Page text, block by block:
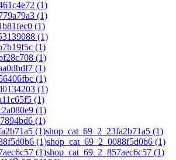
shop_cat_69_2_23fa2b71a5 (1)
shop_cat_69_2_0088f5d0b6 (1)
shop_cat_69_2_857aec6c57 (1)